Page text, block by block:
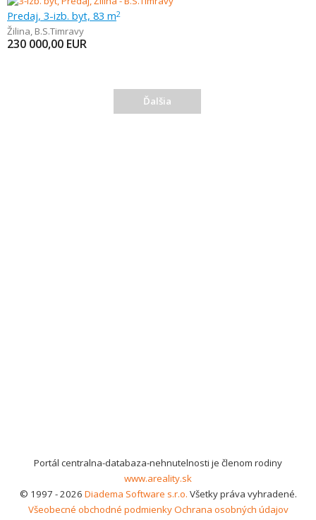
Predaj, 3-izb. byt, 83 m2
Žilina, B.S.Timravy
230 000,00 EUR
Ďalšia
Portál centralna-databaza-nehnutelnosti je členom rodiny
www.areality.sk
© 1997 - 2026 Diadema Software s.r.o. Všetky práva vyhradené.
Všeobecné obchodné podmienkyOchrana osobných údajov